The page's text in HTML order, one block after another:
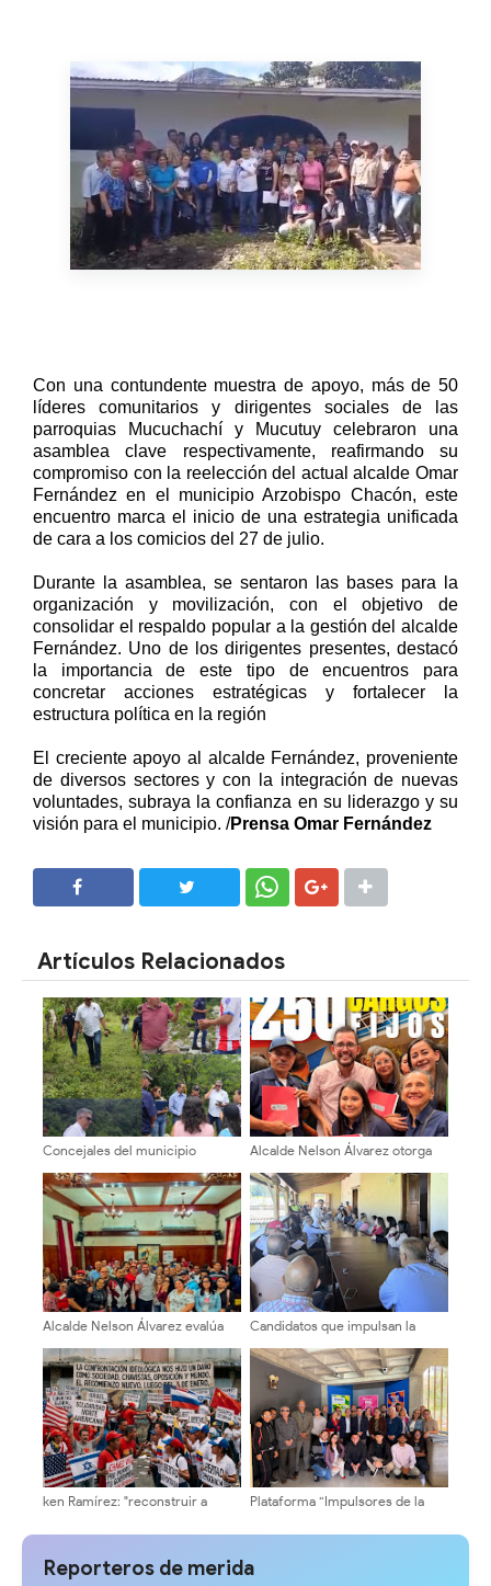
‎Con una contundente muestra de apoyo, más de 50
líderes comunitarios y dirigentes sociales de las
parroquias Mucuchachí y Mucutuy celebraron una
asamblea clave respectivamente, reafirmando su
compromiso con la reelección del actual alcalde Omar
Fernández en el municipio Arzobispo Chacón, este
encuentro marca el inicio de una estrategia unificada
de cara a los comicios del 27 de julio.
‎Durante la asamblea, se sentaron las bases para la
organización y movilización, con el objetivo de
consolidar el respaldo popular a la gestión del alcalde
Fernández. Uno de los dirigentes presentes, destacó
la importancia de este tipo de encuentros para
concretar acciones estratégicas y fortalecer la
estructura política en la región
‎El creciente apoyo al alcalde Fernández, proveniente
de diversos sectores y con la integración de nuevas
voluntades, subraya la confianza en su liderazgo y su
visión para el municipio. /Prensa Omar Fernández
Artículos Relacionados
Concejales del municipio
en la Cuesta del Chama!
Alcalde Nelson Álvarez otorga
la municipalidad
Alcalde Nelson Álvarez evalúa
técnicos local
Candidatos que impulsan la
agenda de encuentros
universitarios
ken Ramírez: "reconstruir a
sólidas y una agenda centrada
Plataforma “Impulsores de la
recorre facultades y escuelas
Reporteros de merida